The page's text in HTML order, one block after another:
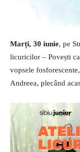
Marți, 30 iunie, pe
licuricilor – Povești
vopsele
Andreea, plecând